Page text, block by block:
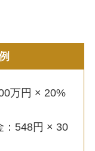
万円 × 20%
：548円 × 30